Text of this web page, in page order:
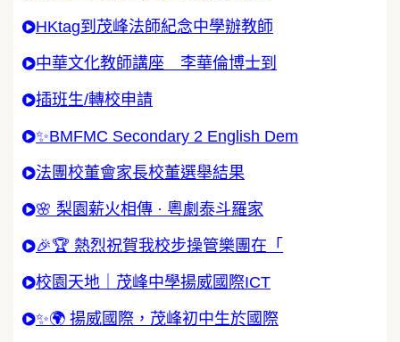
HKtag到茂峰法師紀念中學辦教師
中華文化教師講座 李華倫博士到
插班生/轉校申請
✨BMFMC Secondary 2 English Dem
法團校董會家長校董選舉結果
🌸 梨園薪火相傳 · 粵劇泰斗羅家
🎉🏆 熱烈祝賀我校步操管樂團在「
校園天地｜茂峰中學揚威國際ICT
✨🌍 揚威國際，茂峰初中生於國際